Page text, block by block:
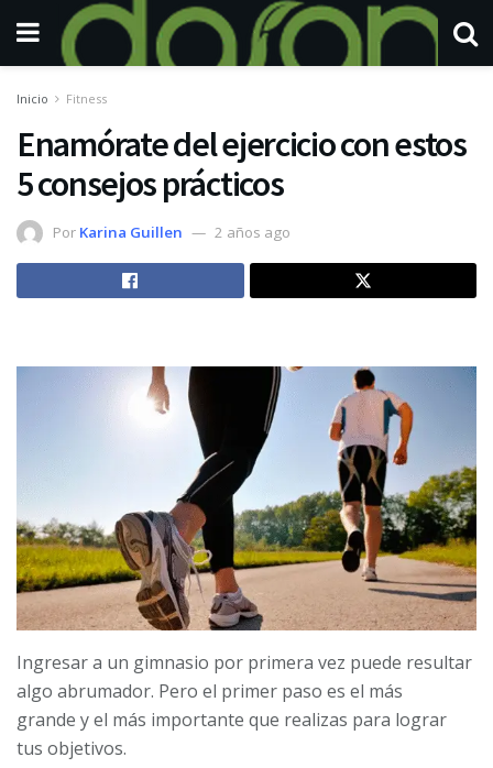
Inicio Fitness
Enamórate del ejercicio con estos
5 consejos prácticos
Por Karina Guillen 2 años ago
Ingresar a un gimnasio por primera vez puede resultar
algo abrumador. Pero el primer paso es el más
grande y el más importante que realizas para lograr
tus objetivos.